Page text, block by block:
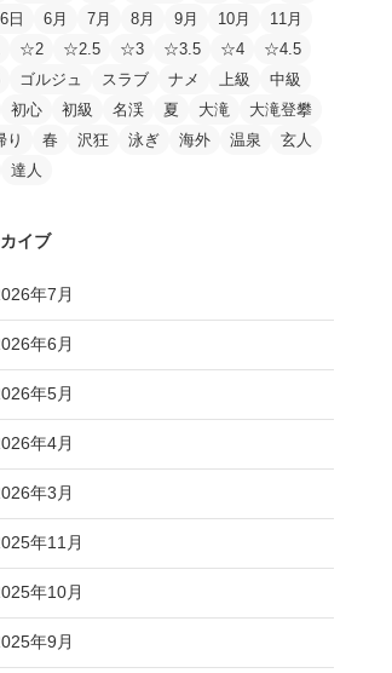
日 6月 7月 8月 9月 10月
11月
☆2 ☆2.5 ☆3 ☆3.5 ☆4
☆4.5
ゴルジュ スラブ ナメ 上級
中級
初心 初級 名渓 夏 大滝
大滝登攀
り
春 沢狂 泳ぎ 海外 温泉
玄人
達人
イブ
年7月
年6月
年5月
年4月
年3月
年11月
年10月
年9月